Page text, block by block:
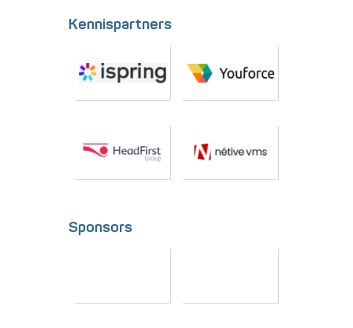
Kennispartners
Sponsors